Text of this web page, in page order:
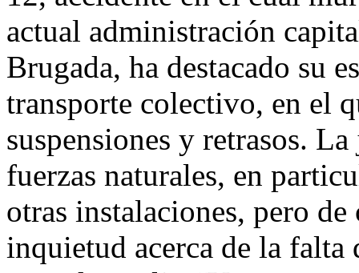
actual administración
Brugada, ha destacado su
transporte colectivo, en el
suspensiones y retrasos.
fuerzas naturales, en
otras instalaciones, pero
inquietud acerca de la falta